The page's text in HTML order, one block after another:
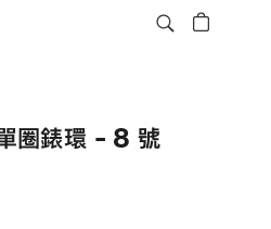
圈錶環 - 8 號